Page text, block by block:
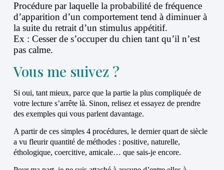
Procédure par laquelle la probabilité de fréquence
d’apparition d’un comportement tend à diminuer à
la suite du retrait d’un stimulus appétitif.
Ex : Cesser de s’occuper du chien tant qu’il n’est
pas calme.
Vous me suivez ?
Si oui, tant mieux, parce que la partie la plus compliquée de
votre lecture s’arrête là. Sinon, relisez et essayez de prendre
des exemples qui vous parlent davantage.
A partir de ces simples 4 procédures, le dernier quart de siècle
a vu fleurir quantité de méthodes : positive, naturelle,
éthologique, coercitive, amicale… que sais-je encore.